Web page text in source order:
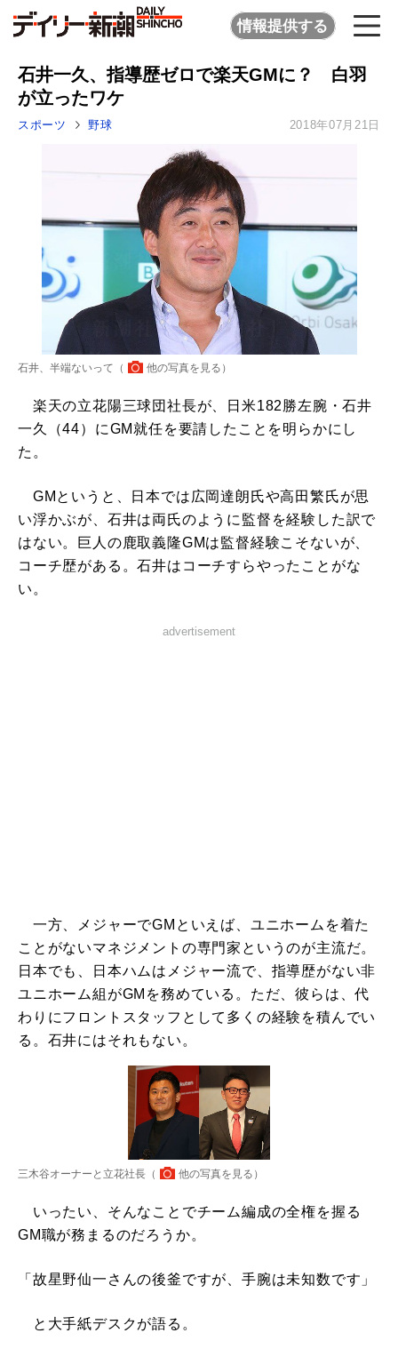
情報提供する
石井一久、指導歴ゼロで楽天GMに？ 白羽
が立ったワケ
スポーツ 野球 2018年07月21日
石井、半端ないって（ 他の写真を見る ）
楽天の立花陽三球団社長が、日米182勝左腕・石井
一久（44）にGM就任を要請したことを明らかにし
た。
GMというと、日本では広岡達朗氏や高田繁氏が思
い浮かぶが、石井は両氏のように監督を経験した訳で
はない。巨人の鹿取義隆GMは監督経験こそないが、
コーチ歴がある。石井はコーチすらやったことがな
い。
advertisement
一方、メジャーでGMといえば、ユニホームを着た
ことがないマネジメントの専門家というのが主流だ。
日本でも、日本ハムはメジャー流で、指導歴がない非
ユニホーム組がGMを務めている。ただ、彼らは、代
わりにフロントスタッフとして多くの経験を積んでい
る。石井にはそれもない。
三木谷オーナーと立花社長（ 他の写真を見る ）
いったい、そんなことでチーム編成の全権を握る
GM職が務まるのだろうか。
「故星野仙一さんの後釜ですが、手腕は未知数です」
と大手紙デスクが語る。